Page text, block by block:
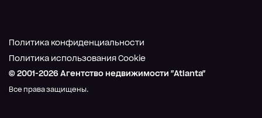
© 2001-2026 Агентство недвижимости "Atlanta"
Все права защищены.
Политика конфиденциальности
Политика использования Cookie